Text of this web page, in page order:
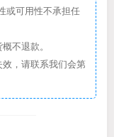
或可用性不承担任
不退款。
，请联系我们会第